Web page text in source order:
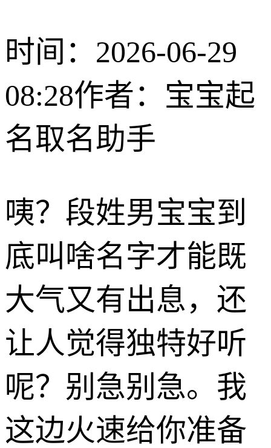
时间：2026-06-29
08:28作者：宝宝起
名取名助手
咦？段姓男宝宝到
底叫啥名字才能既
大气又有出息，还
让人觉得独特好听
呢？别急别急。我
这边火速给你准备